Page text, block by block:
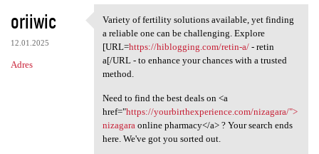
K
o
m
e
oriiwic
12.01.2025
Adres
Variety of fertility
Variety of fertility solutions available, yet finding
a reliable one can be challenging. Explore
[URL=https://hiblogging.com/retin-a/- retin
a[/URL - to enhance your chances with a trusted
method.
Need to find the best deals on <a
href="https://yourbirthexperience.com/nizagara/">
nizagaraonline pharmacy</a> ? Your search ends
here. We've got you sorted out.